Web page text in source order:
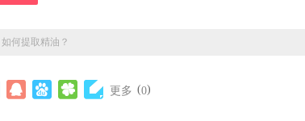
如何提取精油？
更多 (0)